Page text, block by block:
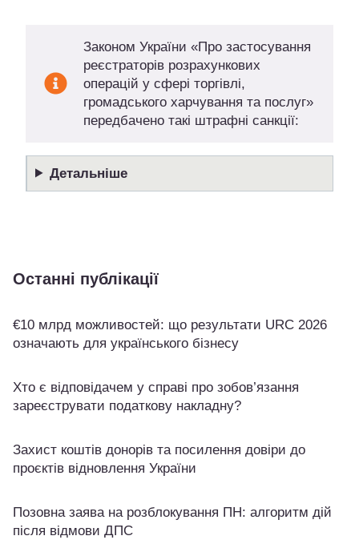
Законом України «Про застосування
реєстраторів розрахункових
операцій у сфері торгівлі,
громадського харчування та послуг»
передбачено такі штрафні санкції:
Детальніше
Останні публікації
€10 млрд можливостей: що результати URC 2026
означають для українського бізнесу
Хто є відповідачем у справі про зобов’язання
зареєструвати податкову накладну?
Захист коштів донорів та посилення довіри до
проєктів відновлення України
Позовна заява на розблокування ПН: алгоритм дій
після відмови ДПС